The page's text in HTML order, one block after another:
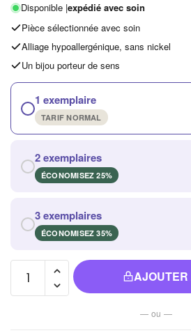
Disponible |expédié avec soin
Pièce sélectionnée avec soin
Alliage hypoallergénique, sans nickel
Un bijou porteur de sens
1 exemplaire
TARIF NORMAL
2 exemplaires
ÉCONOMISEZ 25%
3 exemplaires
ÉCONOMISEZ 35%
quantité de
Bracelet
— ou —